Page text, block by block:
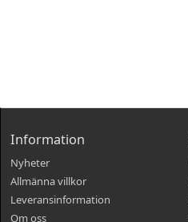
Information
Nyheter
Allmänna villkor
Leveransinformation
Om oss